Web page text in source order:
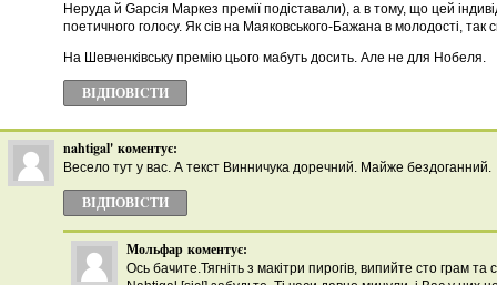
Неруда й Gарсія Маркез премії подіставали), а в тому, що цей
поетичного голосу. Як сів на Маяковського-Бажана в молодості, так
На Шевченківську премію цього мабуть досить. Але не для Нобеля.
ВІДПОВІCТИ
nahtigal' коментує:
Весело тут у вас. А текст Винничука доречний. Майже бездоганний.
ВІДПОВІCТИ
Мольфар коментує:
Ось бачите.Тягніть з макітри пирогів, випийте сто грам